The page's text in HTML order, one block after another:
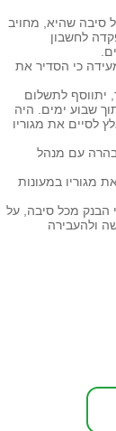
סיבה שהיא, מחויב
לחשבון
כי הסדיר את
יתווסף לתשלום
לשלם תוך שבוע ימים. היה
לסיים את מגוריו
עם מנהל
מגוריו במעונות
הבנק מכל סיבה, על
ולהעבירה